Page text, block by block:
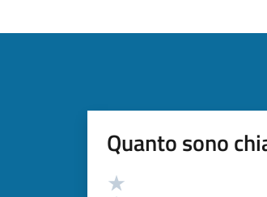
Quanto sono
Valutazione